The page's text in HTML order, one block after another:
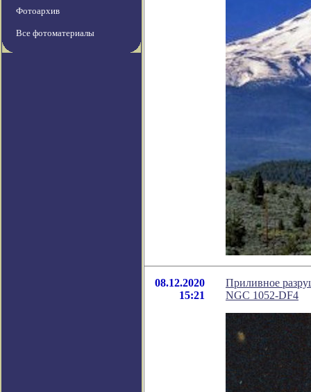
Фотоархив
Все фотоматериалы
08.12.2020
15:21
Приливное
NGC 1052-DF4